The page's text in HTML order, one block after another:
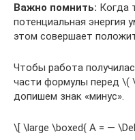
Важно помнить: Когда
потенциальная энергия
этом совершает
Чтобы работа
части формулы перед \(
допишем знак «минус».
\[ \large \boxed{ A = —